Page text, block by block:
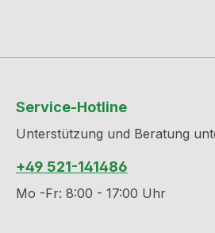
Service-Hotline
Unterstützung und Beratung
+49 521-141486
Mo -Fr: 8:00 - 17:00 Uhr